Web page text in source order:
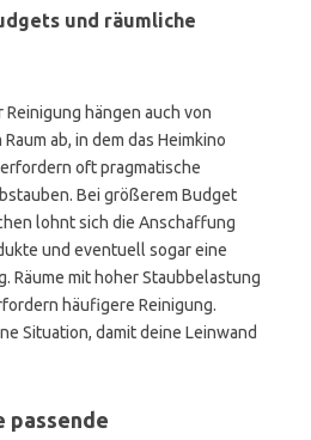
und räumliche
hängen auch von
ab, in dem das Heimkino
oft pragmatische
Bei größerem Budget
lohnt sich die Anschaffung
und eventuell sogar eine
Räume mit hoher Staubbelastung
häufigere Reinigung.
Situation, damit deine Leinwand
passende